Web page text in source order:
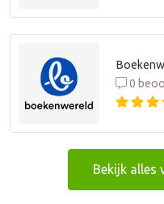
0
Bekijk alles